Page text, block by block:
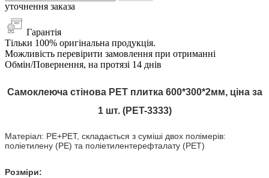
уточнення заказа
Гарантія
Тільки 100% оригінальна продукція.
Можливість перевірити замовлення при отриманні
Обмін/Повернення, на протязі 14 днів
Самоклеюча стінова PET плитка 600*300*2мм, ціна за
1 шт. (PET-3333)
Матеріал: PE+PET, складається з суміші двох полімерів:
поліетилену (PE) та поліетилентерефталату (PET)
Розміри: